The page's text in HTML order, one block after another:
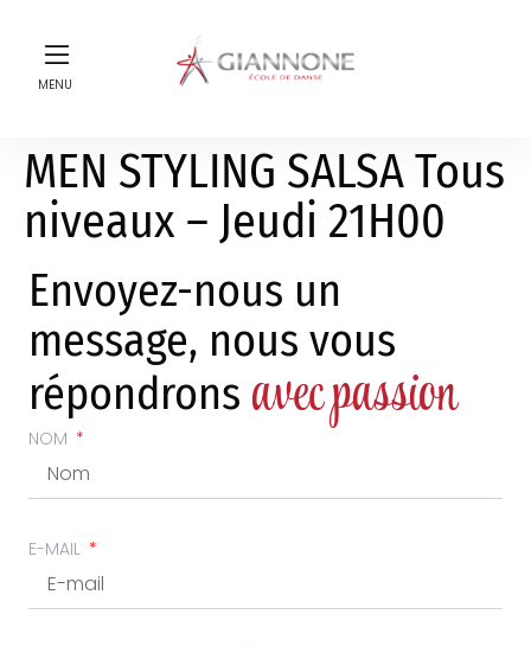
MENU
MEN STYLING SALSA Tous
niveaux – Jeudi 21H00
Envoyez-nous un
message, nous vous
répondrons avec passion
NOM
E-MAIL